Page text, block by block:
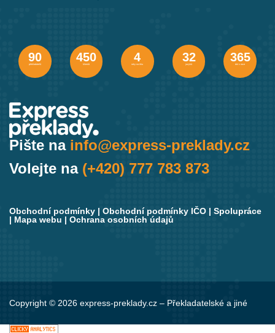
90
překladatelů
450
klientů
4
roky na trhu
32
jazyků
365
dní v roce
Pište na info@express-preklady.cz
Volejte na (+420) 777 783 873
Obchodní podmínky | Obchodní podmínky IČO | Spolupráce
| Mapa webu | Ochrana osobních údajů
Copyright © 2026 express-preklady.cz – Překladatelské a jiné